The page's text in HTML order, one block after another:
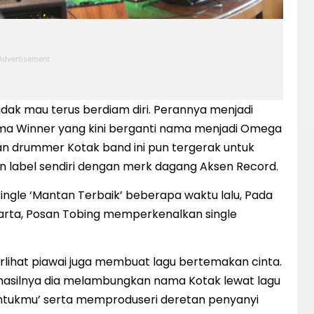
mau terus berdiam diri. Perannya menjadi
Winner yang kini berganti nama menjadi Omega
drummer Kotak band ini pun tergerak untuk
sendiri dengan merk dagang Aksen Record.
‘Mantan Terbaik’ beberapa waktu lalu, Pada
Posan Tobing memperkenalkan single
piawai juga membuat lagu bertemakan cinta.
dia melambungkan nama Kotak lewat lagu
serta memproduseri deretan penyanyi